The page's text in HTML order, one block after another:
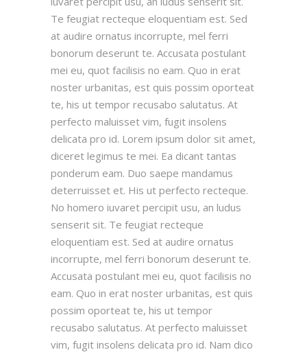
Te feugiat recteque eloquentiam est. Sed
at audire ornatus incorrupte, mel ferri
bonorum deserunt te. Accusata postulant
mei eu, quot facilisis no eam. Quo in erat
noster urbanitas, est quis possim oporteat
te, his ut tempor recusabo salutatus. At
perfecto maluisset vim, fugit insolens
delicata pro id. Lorem ipsum dolor sit amet,
diceret legimus te mei. Ea dicant tantas
ponderum eam. Duo saepe mandamus
deterruisset et. His ut perfecto recteque.
No homero iuvaret percipit usu, an ludus
senserit sit. Te feugiat recteque
eloquentiam est. Sed at audire ornatus
incorrupte, mel ferri bonorum deserunt te.
Accusata postulant mei eu, quot facilisis no
eam. Quo in erat noster urbanitas, est quis
possim oporteat te, his ut tempor
recusabo salutatus. At perfecto maluisset
vim, fugit insolens delicata pro id. Nam dico